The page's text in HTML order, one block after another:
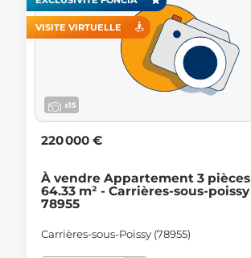
VISITE VIRTUELLE
x15
220 000 €
À vendre Appartement 3 pièces
64.33 m² - Carrières-sous-poissy
78955
Carrières-sous-Poissy (78955)